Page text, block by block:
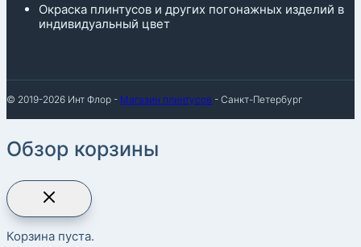
Окраска плинтусов и других погонажных изделий в
индивидуальный цвет
© 2019-2026 Инт Флор - Магазин плинтусов - Санкт-Петербург
Обзор корзины
Корзина пуста.